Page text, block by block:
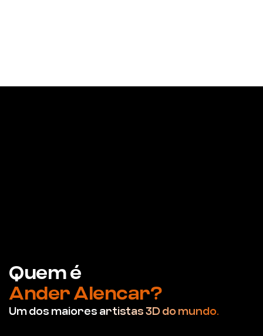
Um dos maiores artistas 3D do mundo.
Quem é
Ander Alencar?